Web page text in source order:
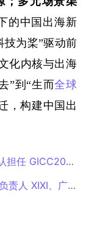
的中国出海新
技为桨”驱动前
化内核与出海
”到“生而全球
，构建中国出
业CEO大会主峰会圆桌主持！
＆CTO 肖钦旋 邀您参与GICC2025丨第六届全球互联网产业CEO大会！